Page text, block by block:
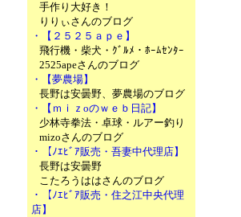
手作り大好き！
りりぃさんのブログ
・【２５２５ａｐｅ】
飛行機・柴犬・ｸﾞﾙﾒ・ﾎｰﾑｾﾝﾀｰ
2525apeさんのブログ
・【夢農場】
長野は安曇野、夢農場のブログ
・【ｍｉｚoのｗｅｂ日記】
少林寺拳法・卓球・ルアー釣り
mizoさんのブログ
・【ﾉｴﾋﾞｱ販売・吾妻中代理店】
長野は安曇野
こたろうははさんのブログ
・【ﾉｴﾋﾞｱ販売・住之江中央代理
店】